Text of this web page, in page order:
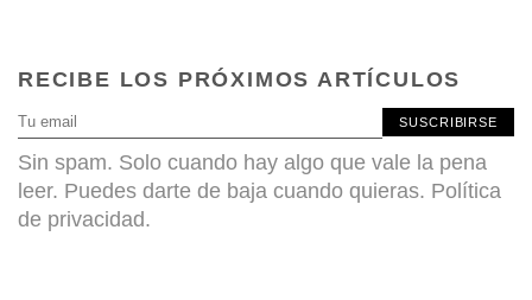
RECIBE LOS PRÓXIMOS ARTÍCULOS
SUSCRIBIRSE
Sin spam. Solo cuando hay algo que vale la pena
leer. Puedes darte de baja cuando quieras. Política
de privacidad.